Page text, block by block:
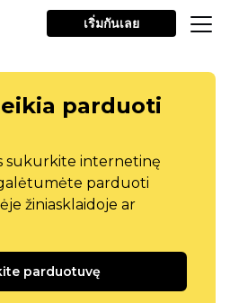
เริ่มกันเลย
parduoti
sukurkite internetinę
parduoti
žiniasklaidoje ar
parduotuvę